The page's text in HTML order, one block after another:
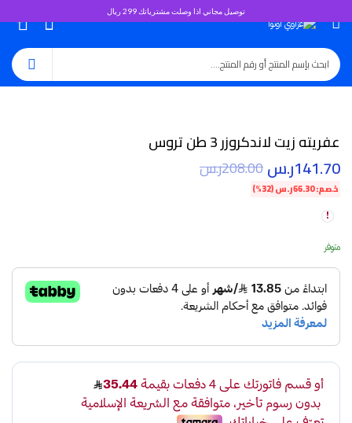
توصيل مجاني اذا وصلت مشترياتك 299 ريال
عفريته زيت لاندكروزر 3 طن تروس
141.70ر.س208.00ر.س
خصم:66.30ر.س(32%)
متوفر